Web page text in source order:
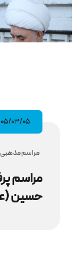
۱۴۰۵/۰۳/
مراسم مذهبى
مراسم
حسین